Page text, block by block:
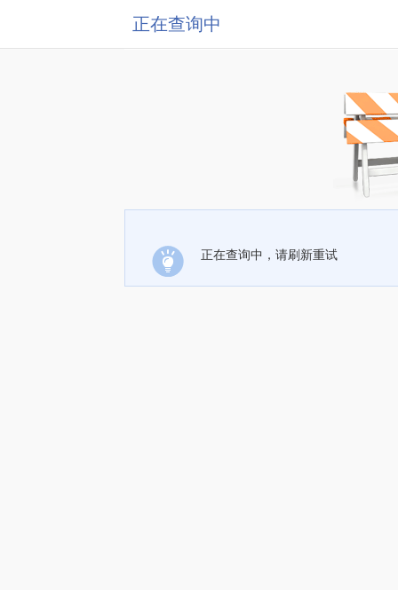
正在查询中
正在查询中，请刷新重试